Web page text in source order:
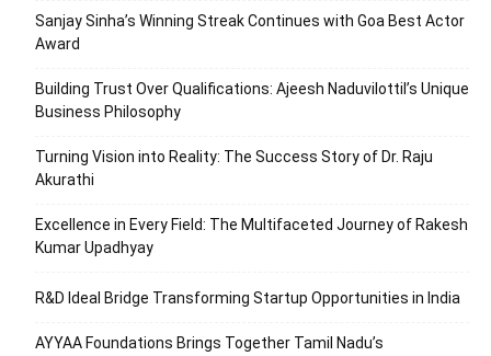
Sanjay Sinha’s Winning Streak Continues with Goa Best Actor
Award
Building Trust Over Qualifications: Ajeesh Naduvilottil’s Unique
Business Philosophy
Turning Vision into Reality: The Success Story of Dr. Raju
Akurathi
Excellence in Every Field: The Multifaceted Journey of Rakesh
Kumar Upadhyay
R&D Ideal Bridge Transforming Startup Opportunities in India
AYYAA Foundations Brings Together Tamil Nadu’s